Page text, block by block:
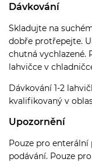
Dávkování
Skladujte na
dobře protřepejte.
chutná vychlazené.
lahvičce v
Dávkování 1-2
kvalifikovaný v
Upozornění
Pouze pro
podávání. Pouze